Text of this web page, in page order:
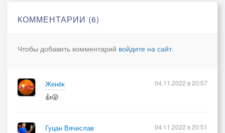
КОММЕНТАРИИ (6)
Чтобы добавить комментарий войдите на сайт.
Женёк
👍😜
04.11.2022 в 20:57
Гуцан Вячеслав
04.11.2022 в 20:51